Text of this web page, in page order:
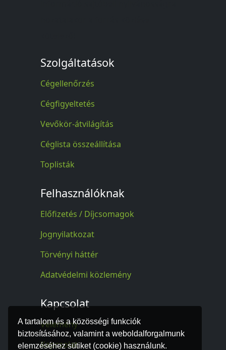
A tartalom és a közösségi funkciók
biztosításához, valamint a weboldalforgalmunk
elemzéséhez sütiket (cookie) használunk.
Szolgáltatások
Cégellenőrzés
Cégfigyeltetés
Vevőkör-átvilágítás
Céglista összeállítása
Toplisták
Felhasználóknak
Előfizetés / Díjcsomagok
Jognyilatkozat
Törvényi háttér
Adatvédelmi közlemény
Kapcsolat
Vélemény
Kapcsolat